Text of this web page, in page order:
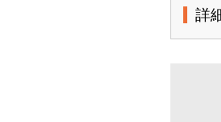
詳